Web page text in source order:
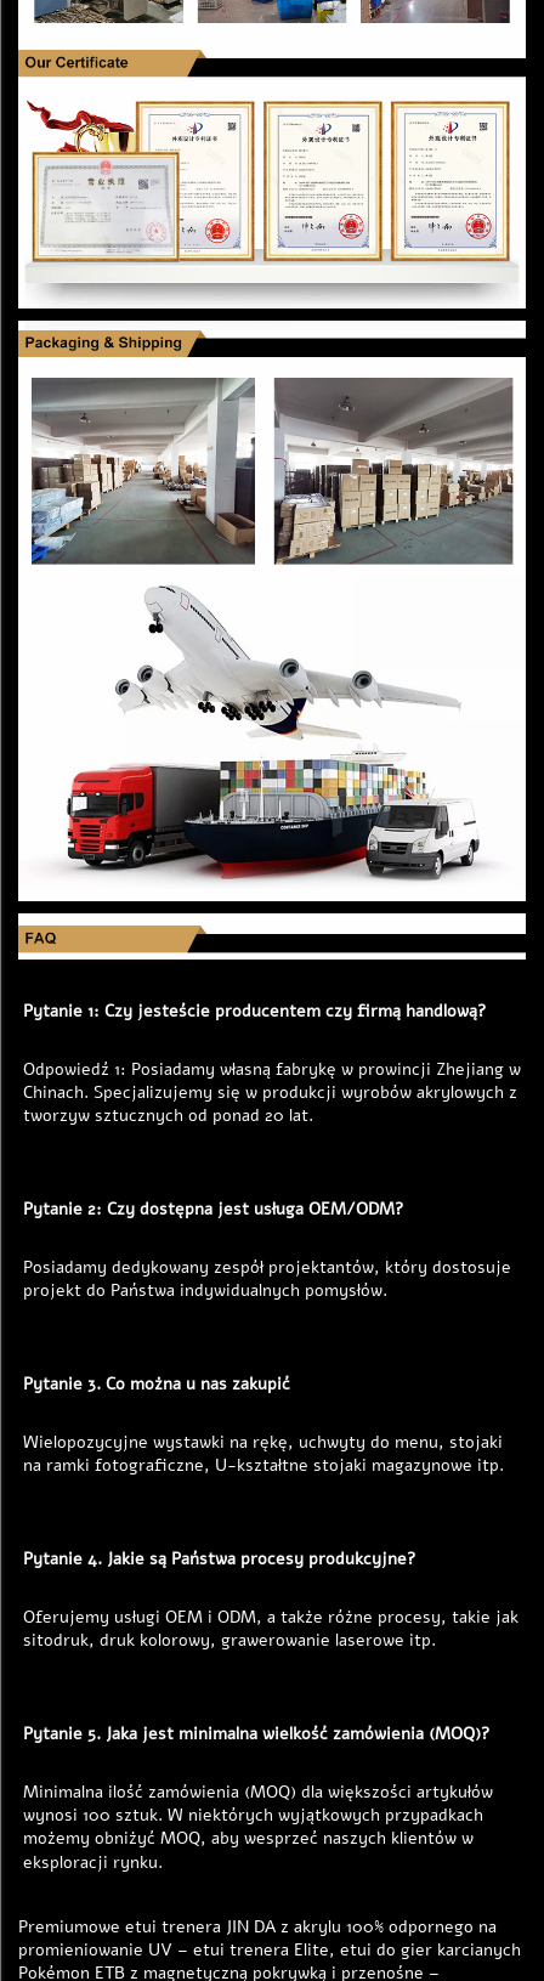
Pytanie 1: Czy jesteście producentem czy firmą handlową?
Odpowiedź 1: Posiadamy własną fabrykę w prowincji Zhejiang w
Chinach. Specjalizujemy się w produkcji wyrobów akrylowych z
tworzyw sztucznych od ponad 20 lat.
Pytanie 2: Czy dostępna jest usługa OEM/ODM?
Posiadamy dedykowany zespół projektantów, który dostosuje
projekt do Państwa indywidualnych pomysłów.
Pytanie 3. Co można u nas zakupić
Wielopozycyjne wystawki na rękę, uchwyty do menu, stojaki
na ramki fotograficzne, U-kształtne stojaki magazynowe itp.
Pytanie 4. Jakie są Państwa procesy produkcyjne?
Oferujemy usługi OEM i ODM, a także różne procesy, takie jak
sitodruk, druk kolorowy, grawerowanie laserowe itp.
Pytanie 5. Jaka jest minimalna wielkość zamówienia (MOQ)?
Minimalna ilość zamówienia (MOQ) dla większości artykułów
wynosi 100 sztuk. W niektórych wyjątkowych przypadkach
możemy obniżyć MOQ, aby wesprzeć naszych klientów w
eksploracji rynku.
Premiumowe etui trenera JIN DA z akrylu 100% odpornego na
promieniowanie UV – etui trenera Elite, etui do gier karcianych
Pokémon ETB z magnetyczną pokrywką i przenośne –